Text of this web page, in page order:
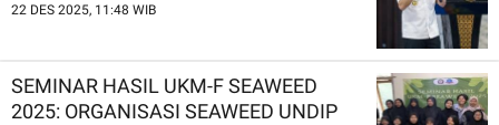
22 DES 2025, 11:48 WIB
SEMINAR HASIL UKM-F SEAWEED
2025: ORGANISASI SEAWEED UNDIP